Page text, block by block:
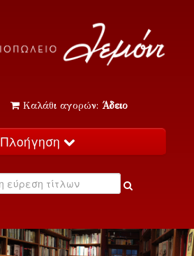
Καλάθι αγορών: Άδειο
Πλοήγηση